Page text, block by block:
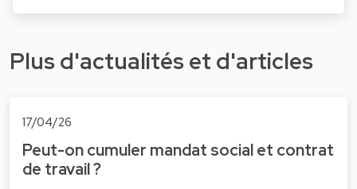
Plus d'actualités et d'articles
17/04/26
Peut-on cumuler mandat social et contrat
de travail ?